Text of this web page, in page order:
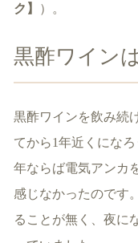
ク】
）。
黒酢ワイン
黒酢ワインを飲み続
てから1年近くにな
年ならば電気アンカ
感じなかったのです
ることが無く、夜に